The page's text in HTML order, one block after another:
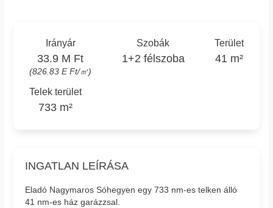
Irányár
33.9 M Ft
(826.83 E Ft/㎡)
Szobák
1+2 félszoba
Terület
41 m²
Telek terület
733 m²
INGATLAN LEÍRÁSA
Eladó Nagymaros Sóhegyen egy 733 nm-es telken álló
41 nm-es ház garázzsal.